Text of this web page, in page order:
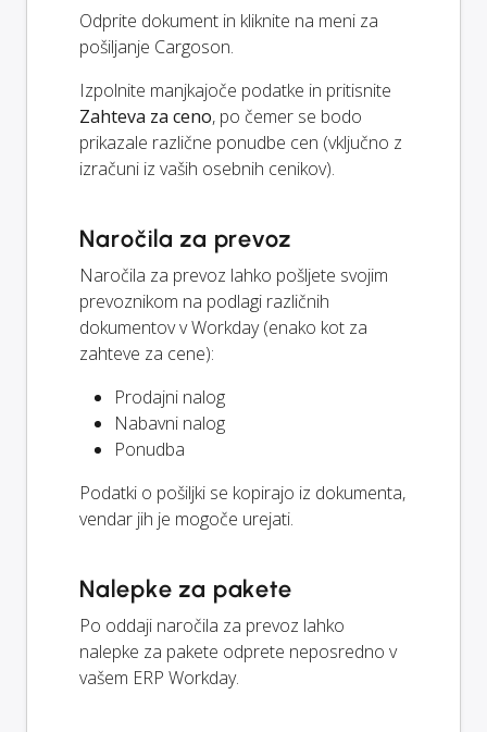
Odprite dokument in kliknite na meni za
pošiljanje Cargoson.
Izpolnite manjkajoče podatke in pritisnite
Zahteva za ceno, po čemer se bodo
prikazale različne ponudbe cen (vključno z
izračuni iz vaših osebnih cenikov).
Naročila za prevoz
Naročila za prevoz lahko pošljete svojim
prevoznikom na podlagi različnih
dokumentov v Workday (enako kot za
zahteve za cene):
Prodajni nalog
Nabavni nalog
Ponudba
Podatki o pošiljki se kopirajo iz dokumenta,
vendar jih je mogoče urejati.
Nalepke za pakete
Po oddaji naročila za prevoz lahko
nalepke za pakete odprete neposredno v
vašem ERP Workday.